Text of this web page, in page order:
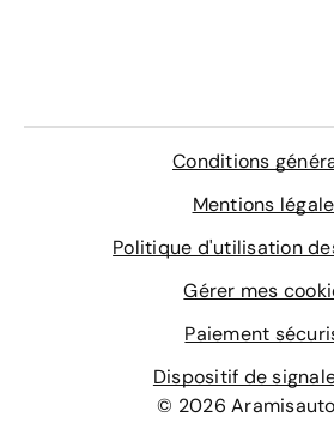
Conditions
Mentions
Politique d'utilisation
Gérer mes
Paiement
Dispositif de
© 2026